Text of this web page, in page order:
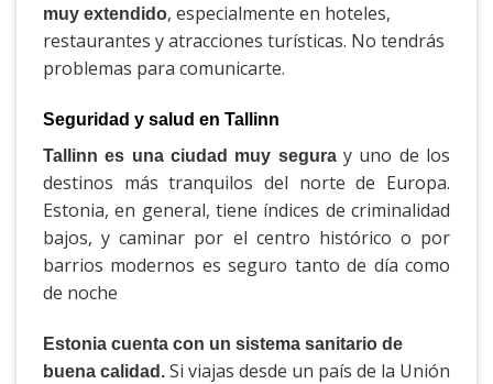
muy extendido, especialmente en hoteles,
restaurantes y atracciones turísticas. No tendrás
problemas para comunicarte.
Seguridad y salud en Tallinn
Tallinn es una ciudad muy seguray uno de los
destinos más tranquilos del norte de Europa.
Estonia, en general, tiene índices de criminalidad
bajos, y caminar por el centro histórico o por
barrios modernos es seguro tanto de día como
de noche
Estonia cuenta con un sistema sanitario de
buena calidad. Si viajas desde un país de la Unión